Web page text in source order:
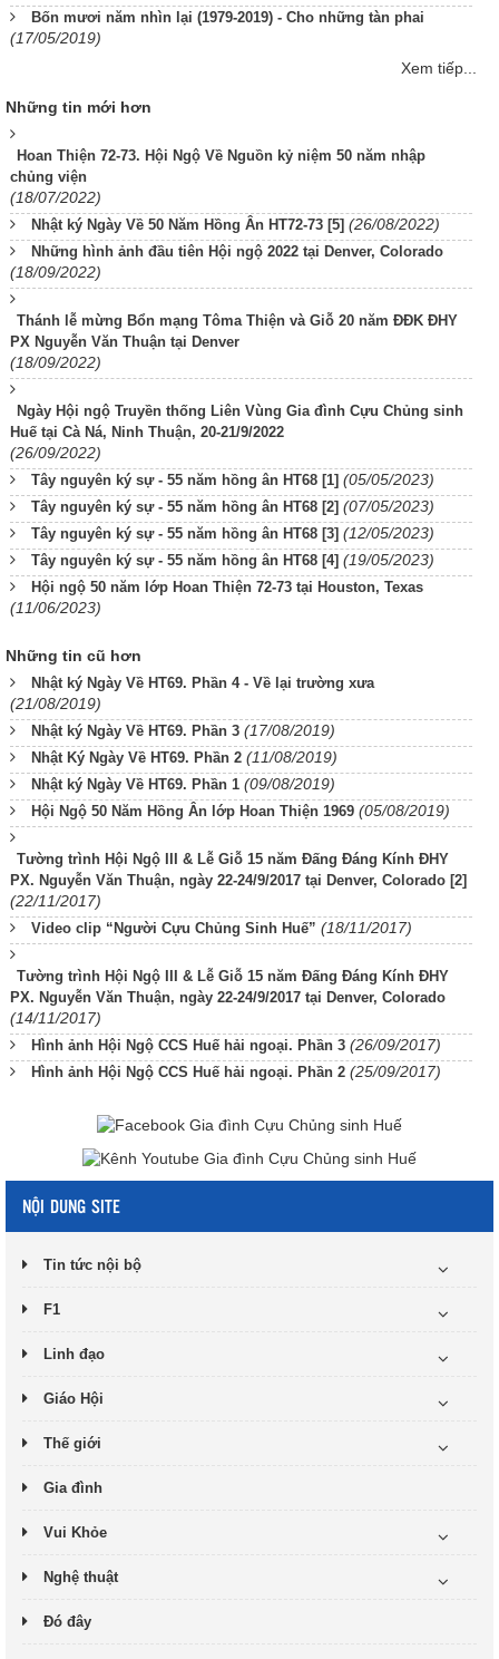
Bốn mươi năm nhìn lại (1979-2019) - Cho những tàn phai
(17/05/2019)
Xem tiếp...
Những tin mới hơn
Hoan Thiện 72-73. Hội Ngộ Về Nguồn kỷ niệm 50 năm nhập
chủng viện
(18/07/2022)
Nhật ký Ngày Về 50 Năm Hồng Ân HT72-73 [5] (26/08/2022)
Những hình ảnh đầu tiên Hội ngộ 2022 tại Denver, Colorado
(18/09/2022)
Thánh lễ mừng Bổn mạng Tôma Thiện và Giỗ 20 năm ĐĐK ĐHY
PX Nguyễn Văn Thuận tại Denver
(18/09/2022)
Ngày Hội ngộ Truyền thống Liên Vùng Gia đình Cựu Chủng sinh
Huế tại Cà Ná, Ninh Thuận, 20-21/9/2022
(26/09/2022)
Tây nguyên ký sự - 55 năm hồng ân HT68 [1] (05/05/2023)
Tây nguyên ký sự - 55 năm hồng ân HT68 [2] (07/05/2023)
Tây nguyên ký sự - 55 năm hồng ân HT68 [3] (12/05/2023)
Tây nguyên ký sự - 55 năm hồng ân HT68 [4] (19/05/2023)
Hội ngộ 50 năm lớp Hoan Thiện 72-73 tại Houston, Texas
(11/06/2023)
Những tin cũ hơn
Nhật ký Ngày Về HT69. Phần 4 - Về lại trường xưa
(21/08/2019)
Nhật ký Ngày Về HT69. Phần 3 (17/08/2019)
Nhật Ký Ngày Về HT69. Phần 2 (11/08/2019)
Nhật ký Ngày Về HT69. Phần 1 (09/08/2019)
Hội Ngộ 50 Năm Hồng Ân lớp Hoan Thiện 1969 (05/08/2019)
Tường trình Hội Ngộ III & Lễ Giỗ 15 năm Đấng Đáng Kính ĐHY
PX. Nguyễn Văn Thuận, ngày 22-24/9/2017 tại Denver, Colorado [2]
(22/11/2017)
Video clip “Người Cựu Chủng Sinh Huế” (18/11/2017)
Tường trình Hội Ngộ III & Lễ Giỗ 15 năm Đấng Đáng Kính ĐHY
PX. Nguyễn Văn Thuận, ngày 22-24/9/2017 tại Denver, Colorado
(14/11/2017)
Hình ảnh Hội Ngộ CCS Huế hải ngoại. Phần 3 (26/09/2017)
Hình ảnh Hội Ngộ CCS Huế hải ngoại. Phần 2 (25/09/2017)
NỘI DUNG SITE
Tin tức nội bộ
F1
Linh đạo
Giáo Hội
Thế giới
Gia đình
Vui Khỏe
Nghệ thuật
Đó đây